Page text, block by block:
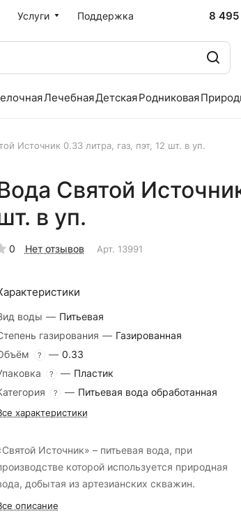
Услуги Поддержка 8
ЛечебнаяДетскаяРодниковая
Источник 0.33 литра, газ, пэт, 12 шт. в уп.
Святой
в уп.
0 Нет отзывов Арт. 13991
воды — Питьевая
газирования — Газированная
? — 0.33
? — Пластик
? — Питьевая вода обработанная
характеристики
Источник» – питьевая вода, при
которой используется природная
добытая из артезианских скважин.
описание